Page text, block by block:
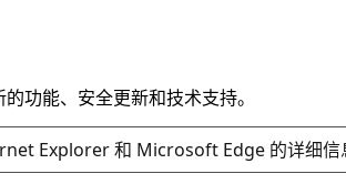
功能、安全更新和技术支持。
Explorer 和 Microsoft Edge 的详细信